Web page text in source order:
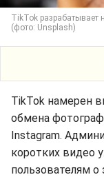
TikTok
(фото: Unsplash)
TikTok намерен
обмена
Instagram.
коротких видео
пользователям о